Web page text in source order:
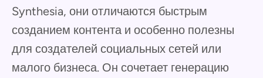
Synthesia, они отличаются быстрым
созданием контента и особенно полезны
для создателей социальных сетей или
малого бизнеса. Он сочетает генерацию